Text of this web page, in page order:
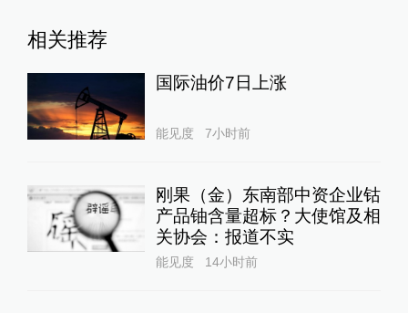
相关推荐
国际油价7日上涨
能见度 7小时前
刚果（金）东南部中资企业钴
产品铀含量超标？大使馆及相
关协会：报道不实
能见度 14小时前